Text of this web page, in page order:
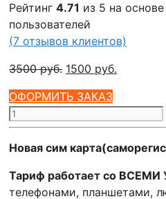
Рейтинг 4.71 из 5 на
пользователей
(7 отзывов клиентов)
3500руб. Первоначальная
составляла
3500 руб..
1500 руб.
ОФОРМИТЬ ЗАКАЗ
Количество
товара
БИ
Интернет
295
Новая сим
Тариф работает со
телефонами, планшетами,